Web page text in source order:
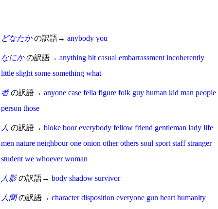
どなたかの訳語→ anybody you
なにかの訳語→ anything bit casual embarrassment incoherently
little slight some something what
者の訳語→ anyone case fella figure folk guy human kid man people
person those
人 の訳語→ bloke boor everybody fellow friend gentleman lady life
men nature neighbour one onion other others soul sport staff stranger
student we whoever woman
人影の訳語→ body shadow survivor
人間の訳語→ character disposition everyone gun heart humanity